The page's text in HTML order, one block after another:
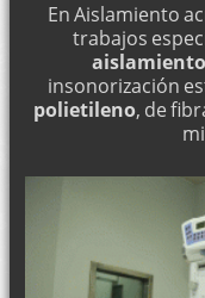
En Aislamiento
trabajos
insonorización
polietileno, de